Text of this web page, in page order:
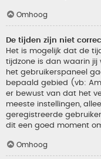
Omhoog
De tijden zijn niet
Het is mogelijk dat de
tijdzone is dan waarin jij
het gebruikerspaneel
bepaald gebied (vb:
er bewust van dat het
meeste instellingen,
geregistreerde
dit een goed moment
Omhoog